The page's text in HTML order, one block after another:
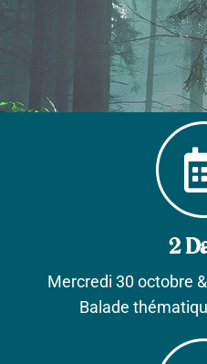
2
Mercredi 30 octobre
Balade